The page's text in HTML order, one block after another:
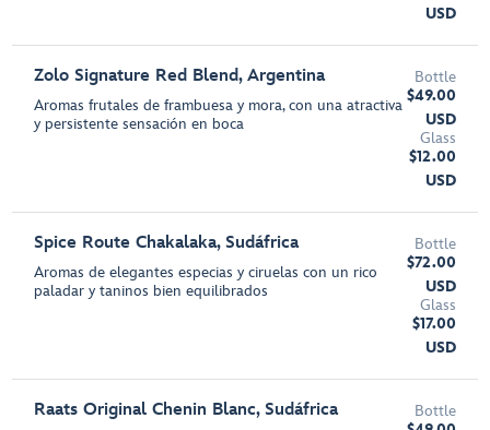
USD
Zolo Signature Red Blend, Argentina
Aromas frutales de frambuesa y mora, con una atractiva
y persistente sensación en boca
Bottle
$49.00
USD
Glass
$12.00
USD
Spice Route Chakalaka, Sudáfrica
Aromas de elegantes especias y ciruelas con un rico
paladar y taninos bien equilibrados
Bottle
$72.00
USD
Glass
$17.00
USD
Raats Original Chenin Blanc, Sudáfrica
Bottle